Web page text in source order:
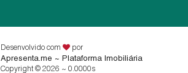
Desenvolvido com
por
Apresenta.me ~ Plataforma Imobiliária
Copyright © 2026 ~ 0.0000s